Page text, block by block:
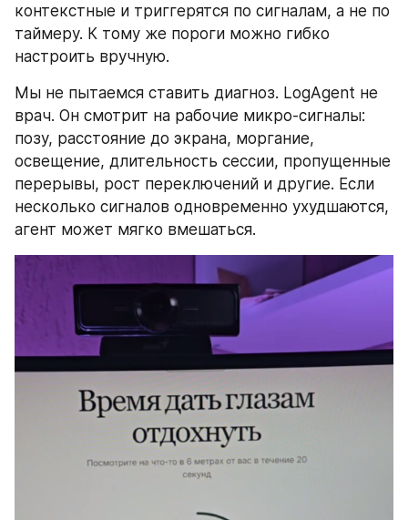
контекстные и триггерятся по сигналам, а не по
таймеру. К тому же пороги можно гибко
настроить вручную.
Мы не пытаемся ставить диагноз. LogAgent не
врач. Он смотрит на рабочие микро-сигналы:
позу, расстояние до экрана, моргание,
освещение, длительность сессии, пропущенные
перерывы, рост переключений и другие. Если
несколько сигналов одновременно ухудшаются,
агент может мягко вмешаться.